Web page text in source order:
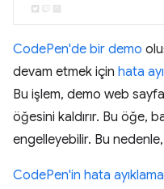
CodePen'de bir demo
devam etmek için hata
Bu işlem, demo web
öğesini kaldırır. Bu öğe,
engelleyebilir. Bu
CodePen'in hata